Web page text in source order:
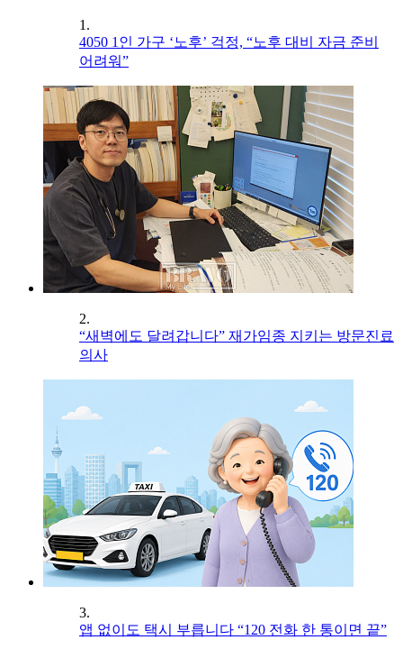
1.
4050 1인 가구 ‘노후’ 걱정, “노후 대비 자금 준비
어려워”
2.
“새벽에도 달려갑니다” 재가임종 지키는 방문진료
의사
3.
앱 없이도 택시 부릅니다 “120 전화 한 통이면 끝”